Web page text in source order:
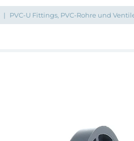
PVC-U Fittings, PVC-Rohre und